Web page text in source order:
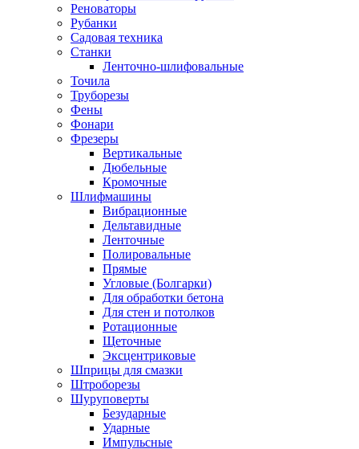
Реноваторы
Рубанки
Садовая техника
Станки
Ленточно-шлифовальные
Точила
Труборезы
Фены
Фонари
Фрезеры
Вертикальные
Дюбельные
Кромочные
Шлифмашины
Вибрационные
Дельтавидные
Ленточные
Полировальные
Прямые
Угловые (Болгарки)
Для обработки бетона
Для стен и потолков
Ротационные
Щеточные
Эксцентриковые
Шприцы для смазки
Штроборезы
Шуруповерты
Безударные
Ударные
Импульсные